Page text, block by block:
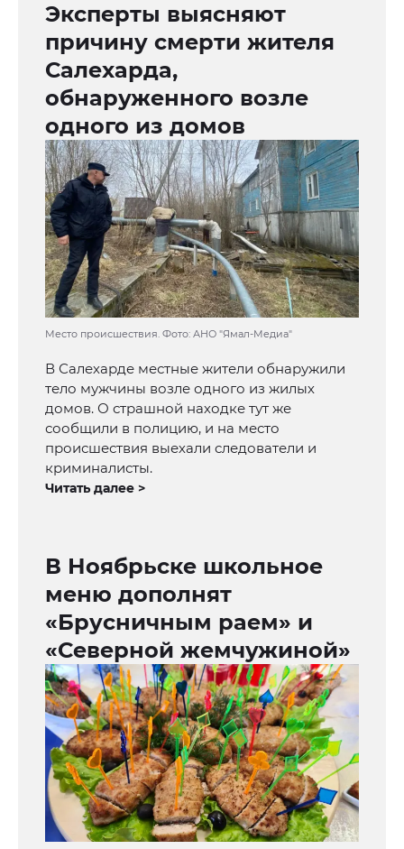
Эксперты выясняют
причину смерти жителя
Салехарда,
обнаруженного возле
одного из домов
Место происшествия. Фото: АНО "Ямал-Медиа"
В Салехарде местные жители обнаружили
тело мужчины возле одного из жилых
домов. О страшной находке тут же
сообщили в полицию, и на место
происшествия выехали следователи и
криминалисты.
Читать далее >
В Ноябрьске школьное
меню дополнят
«Брусничным раем» и
«Северной жемчужиной»